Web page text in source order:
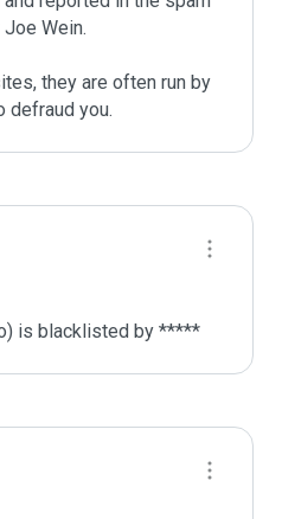
Wein.
they are often run by
defraud you.
is blacklisted by *****